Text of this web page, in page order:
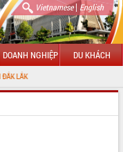
Vietnamese| English
DOANH NGHIỆP DU KHÁCH